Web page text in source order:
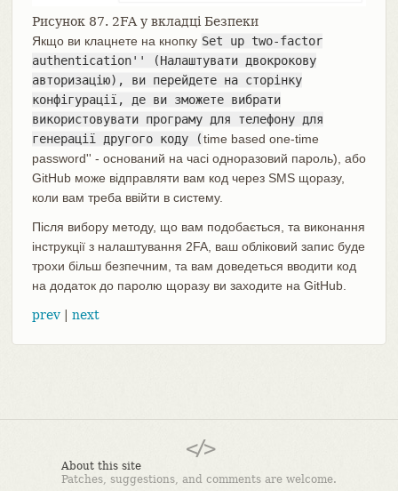
Рисунок 87. 2FA у вкладці Безпеки
Якщо ви клацнете на кнопку Set up two-factor
authentication'' (Налаштувати двокрокову
авторизацію), ви перейдете на сторінку
конфігурації, де ви зможете вибрати
використовувати програму для телефону для
генерації другого коду (time based one-time
password'' - оснований на часі одноразовий пароль), або
GitHub може відправляти вам код через SMS щоразу,
коли вам треба ввійти в систему.
Після вибору методу, що вам подобається, та виконання
інструкції з налаштування 2FA, ваш обліковий запис буде
трохи більш безпечним, та вам доведеться вводити код
на додаток до паролю щоразу ви заходите на GitHub.
prev| next
About this site
Patches, suggestions, and comments are welcome.